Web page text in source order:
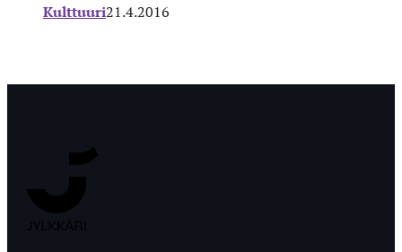
Kulttuuri21.4.2016